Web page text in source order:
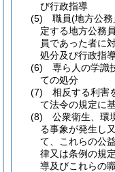
び行政指導
(5)
職員(地方公務
定する地方公務
員であった者に
処分及び行政指
(6)
専ら人の学識
ての処分
(7)
相反する利害
て法令の規定に
(8)
公衆衛生、環
る事象が発生し
て、これらの公
律又は条例の規
導及びこれらの